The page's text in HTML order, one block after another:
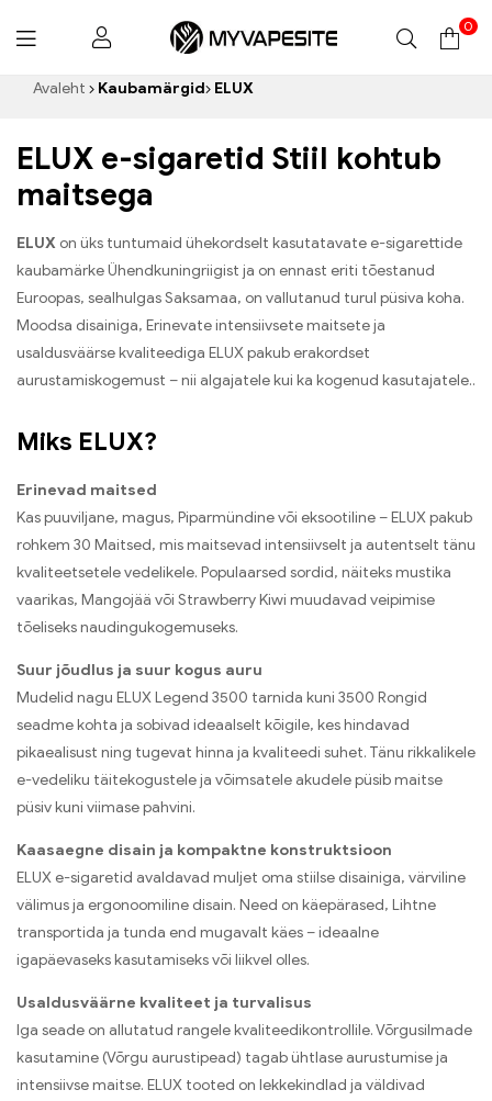
Myvapesite.de
0
Avaleht Kaubamärgid ELUX
ELUX e-sigaretid Stiil kohtub
maitsega
ELUX on üks tuntumaid ühekordselt kasutatavate e-sigarettide
kaubamärke Ühendkuningriigist ja on ennast eriti tõestanud
Euroopas, sealhulgas Saksamaa, on vallutanud turul püsiva koha.
Moodsa disainiga, Erinevate intensiivsete maitsete ja
usaldusväärse kvaliteediga ELUX pakub erakordset
aurustamiskogemust – nii algajatele kui ka kogenud kasutajatele..
Miks ELUX?
Erinevad maitsed
Kas puuviljane, magus, Piparmündine või eksootiline – ELUX pakub
rohkem 30 Maitsed, mis maitsevad intensiivselt ja autentselt tänu
kvaliteetsetele vedelikele. Populaarsed sordid, näiteks mustika
vaarikas, Mangojää või Strawberry Kiwi muudavad veipimise
tõeliseks naudingukogemuseks.
Suur jõudlus ja suur kogus auru
Mudelid nagu ELUX Legend 3500 tarnida kuni 3500 Rongid
seadme kohta ja sobivad ideaalselt kõigile, kes hindavad
pikaealisust ning tugevat hinna ja kvaliteedi suhet. Tänu rikkalikele
e-vedeliku täitekogustele ja võimsatele akudele püsib maitse
püsiv kuni viimase pahvini.
Kaasaegne disain ja kompaktne konstruktsioon
ELUX e-sigaretid avaldavad muljet oma stiilse disainiga, värviline
välimus ja ergonoomiline disain. Need on käepärased, Lihtne
transportida ja tunda end mugavalt käes – ideaalne
igapäevaseks kasutamiseks või liikvel olles.
Usaldusväärne kvaliteet ja turvalisus
Iga seade on allutatud rangele kvaliteedikontrollile. Võrgusilmade
kasutamine (Võrgu aurustipead) tagab ühtlase aurustumise ja
intensiivse maitse. ELUX tooted on lekkekindlad ja väldivad